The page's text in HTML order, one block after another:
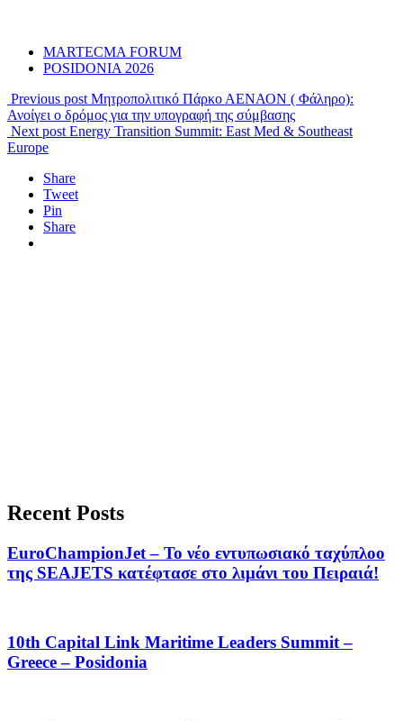
MARTECMA FORUM
POSIDONIA 2026
Previous post Μητροπολιτικό Πάρκο ΑΕΝΑΟΝ ( Φάληρο):
Ανοίγει ο δρόμος για την υπογραφή της σύμβασης
Next post Energy Transition Summit: East Med & Southeast
Europe
Share
Tweet
Pin
Share
Recent Posts
EuroChampionJet – Το νέο εντυπωσιακό ταχύπλοο
της SEAJETS κατέφτασε στο λιμάνι του Πειραιά!
10th Capital Link Maritime Leaders Summit –
Greece – Posidonia